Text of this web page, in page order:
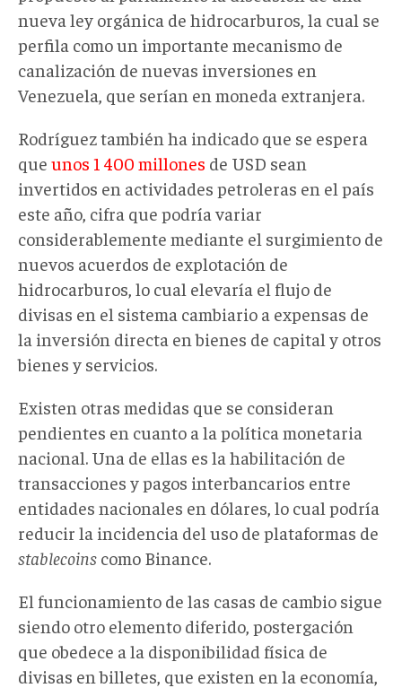
nueva ley orgánica de hidrocarburos, la cual se
perfila como un importante mecanismo de
canalización de nuevas inversiones en
Venezuela, que serían en moneda extranjera.
Rodríguez también ha indicado que se espera
que unos 1 400 millones de USD sean
invertidos en actividades petroleras en el país
este año, cifra que podría variar
considerablemente mediante el surgimiento de
nuevos acuerdos de explotación de
hidrocarburos, lo cual elevaría el flujo de
divisas en el sistema cambiario a expensas de
la inversión directa en bienes de capital y otros
bienes y servicios.
Existen otras medidas que se consideran
pendientes en cuanto a la política monetaria
nacional. Una de ellas es la habilitación de
transacciones y pagos interbancarios entre
entidades nacionales en dólares, lo cual podría
reducir la incidencia del uso de plataformas de
stablecoins como Binance.
El funcionamiento de las casas de cambio sigue
siendo otro elemento diferido, postergación
que obedece a la disponibilidad física de
divisas en billetes, que existen en la economía,